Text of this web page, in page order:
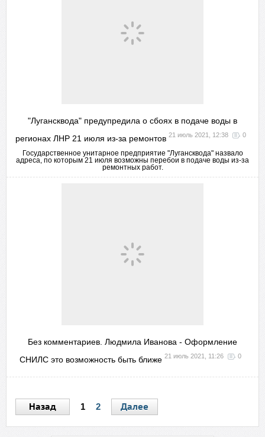
"Лугансквода" предупредила о сбоях в подаче воды в
регионах ЛНР 21 июля из-за ремонтов 21 июль 2021, 12:38 0
Государственное унитарное предприятие "Лугансквода" назвало
адреса, по которым 21 июля возможны перебои в подаче воды из-за
ремонтных работ.
Без комментариев. Людмила Иванова - Оформление
СНИЛС это возможность быть ближе 21 июль 2021, 11:26 0
Назад 1 2 Далее